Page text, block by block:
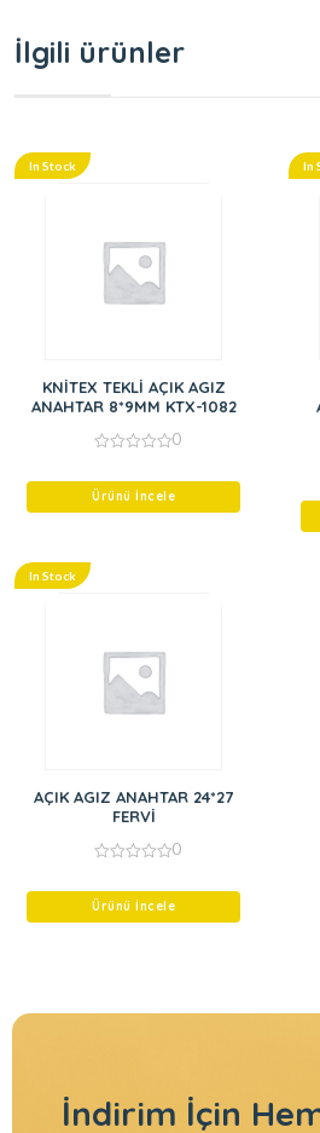
İlgili ürünler
In Stock
KNİTEX TEKLİ AÇIK AGIZ
ANAHTAR 8*9MM KTX-1082
of
0
Ürünü İncele
In
In Stock
AÇIK AGIZ ANAHTAR 24*27
FERVİ
of
0
Ürünü İncele
İndirim İçin